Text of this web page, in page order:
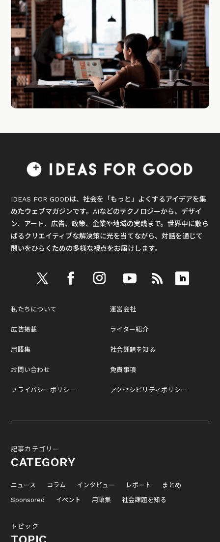
IDEAS FOR GOODは、社会を「もっと」よくするアイデアを集
めたウェブマガジンです。AIなどのテクノロジーから、デザイ
ン、アート、広告、政策、企業や地域の実践まで。世界中に散ら
ばるクリエイティブな解決策に光を当てながら、対話を通じて
問いをひらくための多様な視点をお届けします。
私たちについて
広告掲載
用語集
お問い合わせ
プライバシーポリシー
運営会社
ライター紹介
社会課題を知る
免責事項
アクセシビリティポリシー
記事カテゴリー
CATEGORY
ニュース コラム インタビュー レポート
まとめ
Sponsored
イベント 用語集 社会課題を知る
トピック